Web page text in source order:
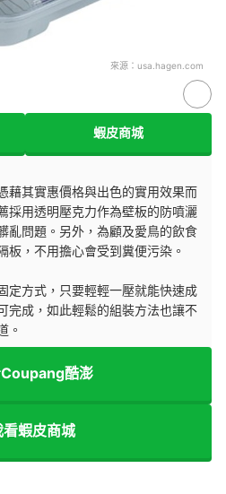
來源： usa.hagen.com
蝦皮商城
藉其實惠價格與出色的實用效果而
採用透明壓克力作為壁板的防噴灑
亂問題。另外，為顧及愛鳥的飲食
板，不用擔心會受到糞便污染。
定方式，只要輕輕一壓就能快速成
完成，如此輕鬆的組裝方法也讓不
。
酷澎
看蝦皮商城